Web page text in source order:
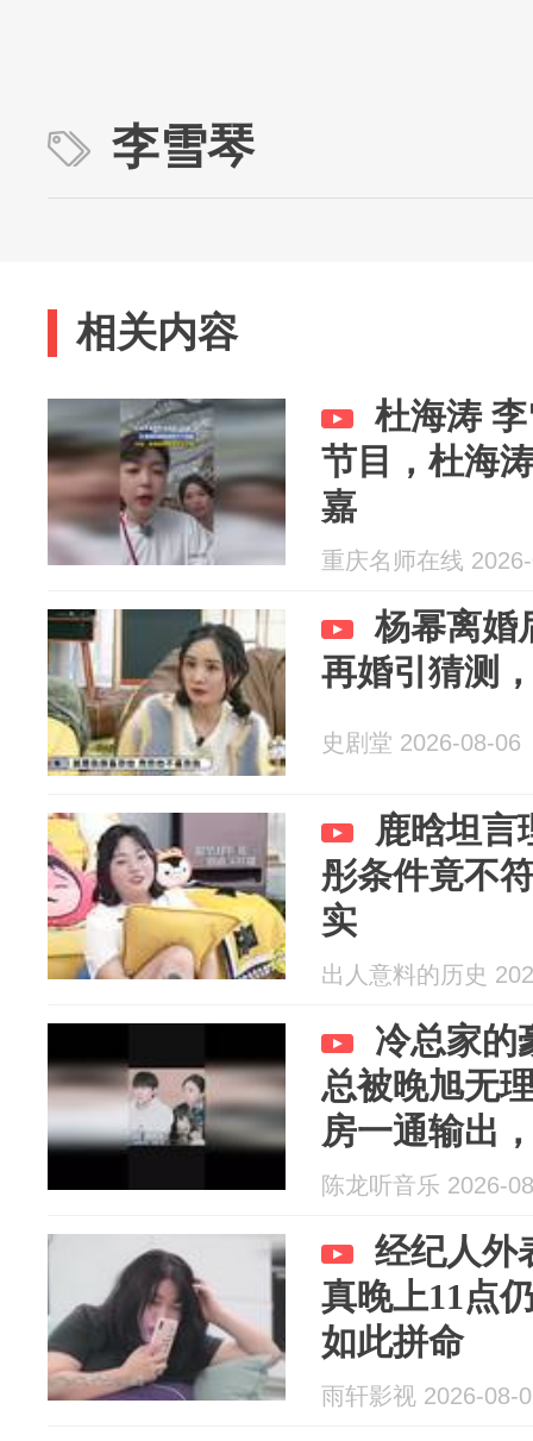
李雪琴
相关内容
杜海涛
节目，杜海
嘉
重庆名师在线
杨幂离婚
再婚引猜测
史剧堂 2026-08-06
鹿晗坦言
彤条件竟不
实
出人意料的历史
冷总家的
总被晚旭无
房一通输出
陈龙听音乐 2026-
经纪人外
真晚上11点
如此拼命
雨轩影视 2026-08-